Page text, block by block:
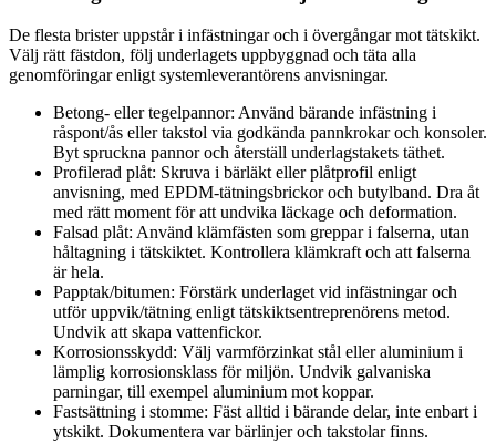
De flesta brister uppstår i infästningar och i övergångar mot tätskikt.
Välj rätt fästdon, följ underlagets uppbyggnad och täta alla
genomföringar enligt systemleverantörens anvisningar.
Betong- eller tegelpannor: Använd bärande infästning i
råspont/ås eller takstol via godkända pannkrokar och konsoler.
Byt spruckna pannor och återställ underlagstakets täthet.
Profilerad plåt: Skruva i bärläkt eller plåtprofil enligt
anvisning, med EPDM-tätningsbrickor och butylband. Dra åt
med rätt moment för att undvika läckage och deformation.
Falsad plåt: Använd klämfästen som greppar i falserna, utan
håltagning i tätskiktet. Kontrollera klämkraft och att falserna
är hela.
Papptak/bitumen: Förstärk underlaget vid infästningar och
utför uppvik/tätning enligt tätskiktsentreprenörens metod.
Undvik att skapa vattenfickor.
Korrosionsskydd: Välj varmförzinkat stål eller aluminium i
lämplig korrosionsklass för miljön. Undvik galvaniska
parningar, till exempel aluminium mot koppar.
Fastsättning i stomme: Fäst alltid i bärande delar, inte enbart i
ytskikt. Dokumentera var bärlinjer och takstolar finns.